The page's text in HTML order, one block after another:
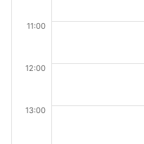
11:00
12:00
13:00